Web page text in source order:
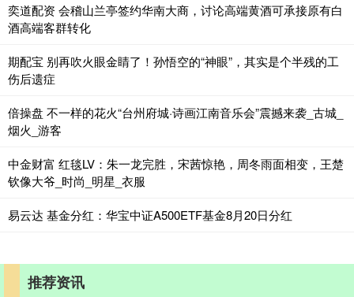
奕道配资 会稽山兰亭签约华南大商，讨论高端黄酒可承接原有白
酒高端客群转化
期配宝 别再吹火眼金睛了！孙悟空的“神眼”，其实是个半残的工
伤后遗症
倍操盘 不一样的花火“台州府城·诗画江南音乐会”震撼来袭_古城_
烟火_游客
中金财富 红毯LV：朱一龙完胜，宋茜惊艳，周冬雨面相变，王楚
钦像大爷_时尚_明星_衣服
易云达 基金分红：华宝中证A500ETF基金8月20日分红
推荐资讯